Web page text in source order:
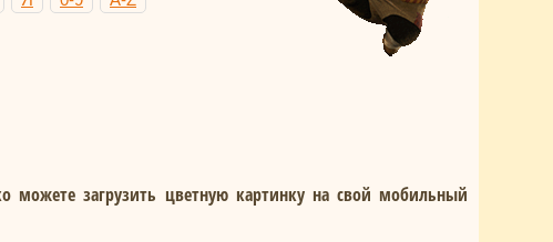
загрузить цветную картинку на свой мобильный